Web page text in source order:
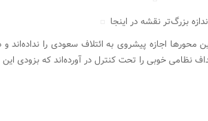
بزرگ‌تر نقشه در اینجا
محورها اجازه پیشروی به ائتلاف سعودی را نداده‌اند
نظامی خوبی را تحت کنترل در آورده‌اند که بزودی